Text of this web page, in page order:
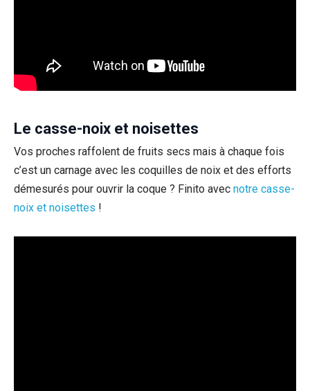
Le casse-noix et noisettes
Vos proches raffolent de fruits secs mais à chaque fois
c’est un carnage avec les coquilles de noix et des efforts
démesurés pour ouvrir la coque ? Finito avec notre casse-
noix et noisettes !